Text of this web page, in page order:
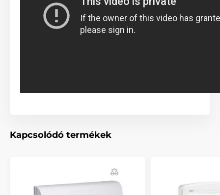
Manuális nyitási mód
Kapcsolódó termékek